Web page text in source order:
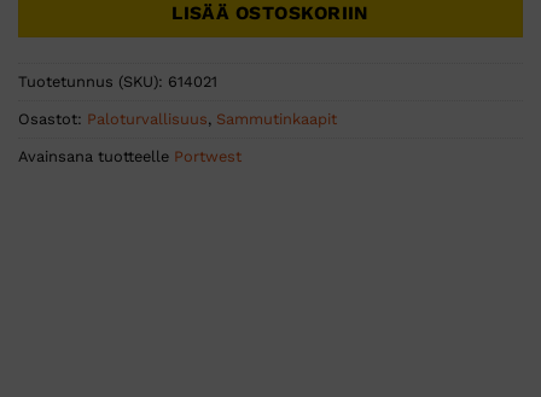
LISÄÄ OSTOSKORIIN
Tuotetunnus (SKU): 614021
Osastot: Paloturvallisuus, Sammutinkaapit
Avainsana tuotteelle Portwest